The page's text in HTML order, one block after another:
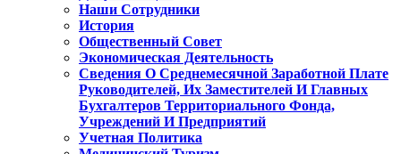
Наши Сотрудники
История
Общественный Совет
Экономическая Деятельность
Сведения О Среднемесячной Заработной Плате
Руководителей, Их Заместителей И Главных
Бухгалтеров Территориального Фонда,
Учреждений И Предприятий
Учетная Политика